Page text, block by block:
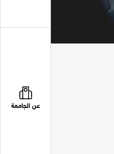
عن الجامعة